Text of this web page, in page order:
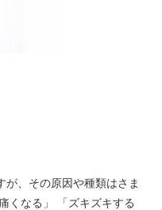
、その原因や種類はさま
くなる」 「ズキズキする